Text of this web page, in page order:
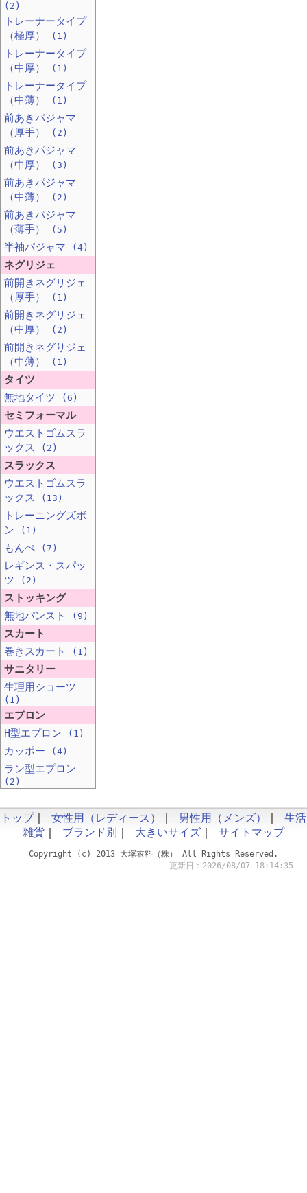
(2)
トレーナータイプ
（極厚）
(1)
トレーナータイプ
（中厚）
(1)
トレーナータイプ
（中薄）
(1)
前あきパジャマ
（厚手）
(2)
前あきパジャマ
（中厚）
(3)
前あきパジャマ
（中薄）
(2)
前あきパジャマ
（薄手）
(5)
半袖パジャマ (4)
ネグリジェ
前開きネグリジェ
（厚手）
(1)
前開きネグリジェ
（中厚）
(2)
前開きネグりジェ
（中薄）
(1)
タイツ
無地タイツ
(6)
セミフォーマル
ウエストゴムスラ
ックス
(2)
スラックス
ウエストゴムスラ
ックス
(13)
トレーニングズボ
ン
(1)
もんぺ (7)
レギンス・スパッ
ツ
(2)
ストッキング
無地パンスト
(9)
スカート
巻きスカート
(1)
サニタリー
生理用ショーツ
(1)
エプロン
H型エプロン
(1)
カッポー (4)
ラン型エプロン
(2)
トップ｜ 女性用（レディース） ｜ 男性用（メンズ） ｜ 生活
雑貨 ｜ ブランド別 ｜ 大きいサイズ ｜ サイトマップ
Copyright (c) 2013 大塚衣料（株） All Rights Reserved.
更新日：2026/08/07 18:14:35